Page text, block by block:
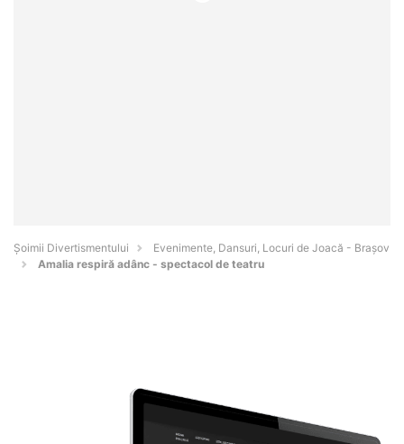
Şoimii Divertismentului
Evenimente, Dansuri, Locuri de Joacă - Braşov
Amalia respiră adânc - spectacol de teatru